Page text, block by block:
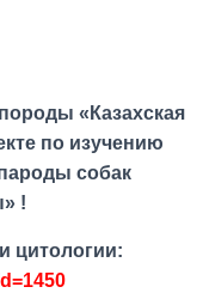
«Казахская
по изучению
собак
!
цитологии: